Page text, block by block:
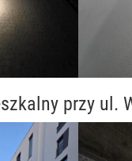
przy ul.